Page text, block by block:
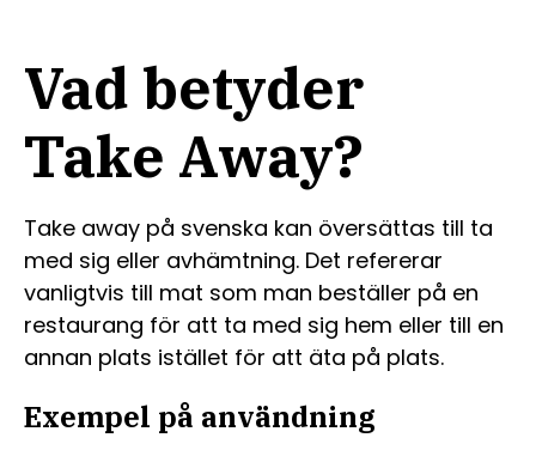
Vad betyder
Take Away?
Take away på svenska kan översättas till ta
med sig eller avhämtning. Det refererar
vanligtvis till mat som man beställer på en
restaurang för att ta med sig hem eller till en
annan plats istället för att äta på plats.
Exempel på användning